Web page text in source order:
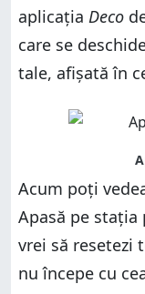
aplicația Deco
care se
tale, afișată în
Acum poți
Apasă pe stația
vrei să resetezi
nu începe cu